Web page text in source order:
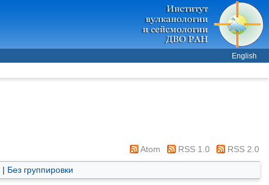
English
Atom RSS 1.0 RSS 2.0
| Без группировки